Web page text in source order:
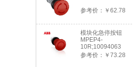
参考价：￥62.78
模块化急停按钮
MPEP4-
10R;10094063
参考价：￥73.28